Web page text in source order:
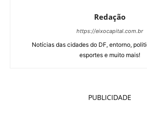
Redação
https://eixocapital.com.br
Notícias das cidades do DF, entorno,
esportes e muito mais!
PUBLICIDADE